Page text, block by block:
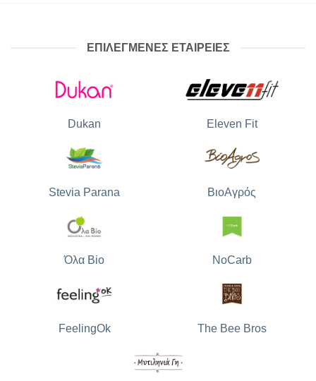
ΕΠΙΛΕΓΜΕΝΕΣ ΕΤΑΙΡΕΙΕΣ
Dukan Eleven Fit
Stevia Parana ΒιοΑγρός
Όλα Bio NoCarb
FeelingOk The Bee Bros